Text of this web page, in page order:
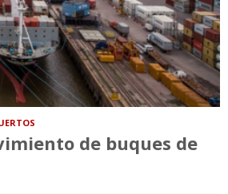
de buques de